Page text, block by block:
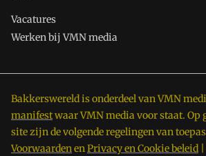
Vacatures
Werken bij VMN media
Bakkerswereld is onderdeel van VMN
manifestwaar VMN media voor staat. Op
site zijn de volgende regelingen van
VoorwaardenenPrivacy en Cookie beleid